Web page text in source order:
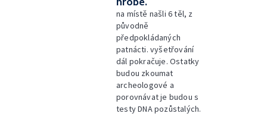
na místě našli 6 těl, z
původně
předpokládaných
patnácti. vyšetřování
dál pokračuje. Ostatky
budou zkoumat
archeologové a
porovnávat je budou s
testy DNA pozůstalých.